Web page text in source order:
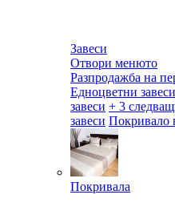
Завеси
Отвори менюто
Разпродажба на
Едноцветни завеси
завеси + 3
завеси Покривало
Покривала